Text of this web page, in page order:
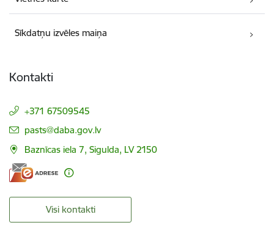
Sīkdatņu izvēles maiņa
Kontakti
+371 67509545
E-pasts:
pasts@daba.gov.lv
Baznīcas iela 7, Sigulda, LV 2150
Visi kontakti